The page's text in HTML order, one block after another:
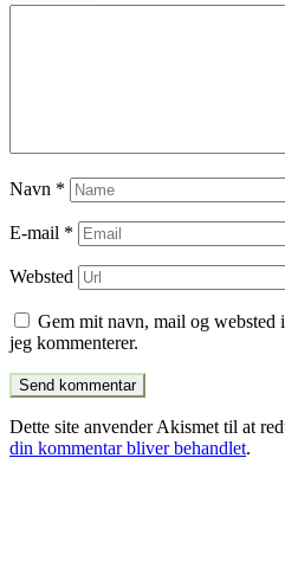
Navn *
E-mail *
Websted
Gem mit navn, mail og websted
jeg kommenterer.
Dette site anvender Akismet til at
din kommentar bliver behandlet.